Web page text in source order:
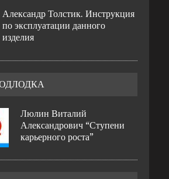
Александр Толстик. Инструкция
по эксплуатации данного
изделия
Люлин Виталий
Александрович “Ступени
карьерного роста”